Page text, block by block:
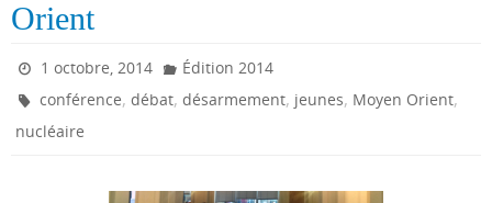
Orient
1 octobre, 2014
Édition 2014
conférence,débat,désarmement, jeunes, Moyen Orient,
nucléaire